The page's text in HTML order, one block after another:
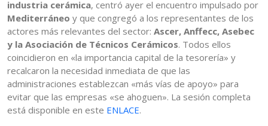
industria cerámica, centró ayer el encuentro impulsado por
Mediterráneo y que congregó a los representantes de los
actores más relevantes del sector: Ascer, Anffecc, Asebec
y la Asociación de Técnicos Cerámicos. Todos ellos
coincidieron en «la importancia capital de la tesorería» y
recalcaron la necesidad inmediata de que las
administraciones establezcan «más vías de apoyo» para
evitar que las empresas «se ahoguen». La sesión completa
está disponible en este ENLACE.